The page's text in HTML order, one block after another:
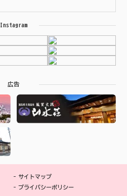
Instagram
広告
サイトマップ
プライバシーポリシー